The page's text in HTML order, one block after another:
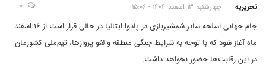
تحریریه چهارشنبه 13 اسفند 1404 - 15:06 0
جام جهانی اسلحه سابر شمشیربازی در پادوا ایتالیا در حالی قرار است از 16 اسفند
ماه آغاز شود که با توجه به شرایط جنگی منطقه و لغو پروازها، تیم‌ملی کشورمان
در این رقابت‌ها حضور نخواهد داشت.